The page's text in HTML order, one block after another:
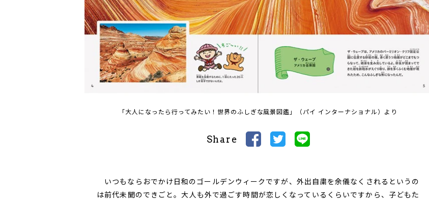
「大人になったら行ってみたい！世界のふしぎな風景図鑑」（パイ インターナショナル）より
Share
いつもならおでかけ日和のゴールデンウィークですが、外出自粛を余儀なくされるというの
は前代未聞のできごと。大人も外で過ごす時間が恋しくなっているくらいですから、子どもた